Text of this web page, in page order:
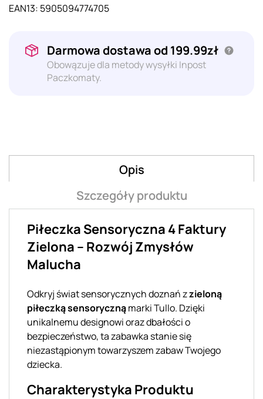
EAN13: 5905094774705
Darmowa dostawa od 199.99zł
Obowązuje dla metody wysyłki Inpost
Paczkomaty.
Opis
Szczegóły produktu
Piłeczka Sensoryczna 4 Faktury
Zielona – Rozwój Zmysłów
Malucha
Odkryj świat sensorycznych doznań zzieloną
piłeczką sensorycznąmarki Tullo. Dzięki
unikalnemu designowi oraz dbałości o
bezpieczeństwo, ta zabawka stanie się
niezastąpionym towarzyszem zabaw Twojego
dziecka.
Charakterystyka Produktu